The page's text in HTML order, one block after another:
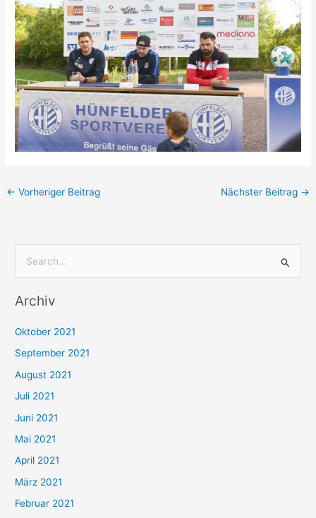
← Vorheriger Beitrag Nächster Beitrag →
c
n
n
a
c
h
:
Archiv
Oktober 2021
September 2021
August 2021
Juli 2021
Juni 2021
Mai 2021
April 2021
März 2021
Februar 2021